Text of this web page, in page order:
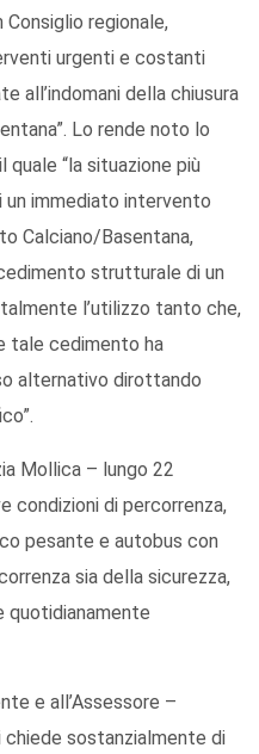
regionale,
urgenti e costanti
all’indomani della chiusura
Lo rende noto lo
“la situazione più
immediato intervento
Calciano/Basentana,
strutturale di un
l’utilizzo tanto che,
tale cedimento ha
alternativo dirottando
Mollica – lungo 22
condizioni di percorrenza,
pesante e autobus con
sia della sicurezza,
quotidianamente
e all’Assessore –
chiede sostanzialmente di